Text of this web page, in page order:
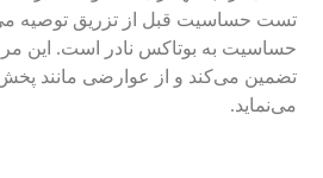
تست حساسیت قبل از تزریق توصیه
حساسیت به بوتاکس نادر است. این
تضمین می‌کند و از عوارضی مانند
می‌نماید.